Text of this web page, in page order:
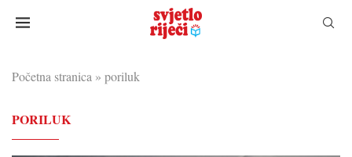
Početna stranica » poriluk
PORILUK